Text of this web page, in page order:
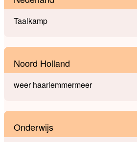
Taalkamp
Noord Holland
weer haarlemmermeer
Onderwijs